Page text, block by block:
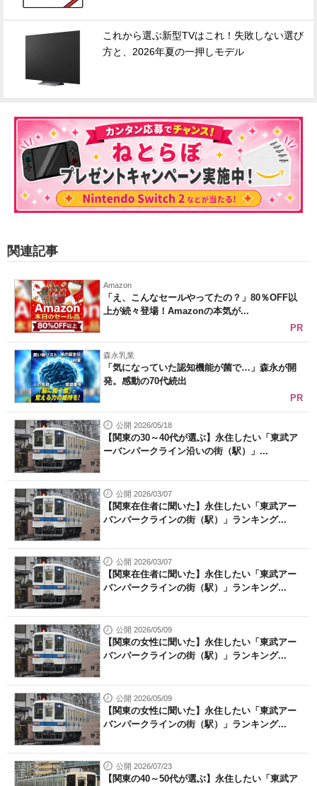
これから選ぶ新型TVはこれ！失敗しない選び
方と、2026年夏の一押しモデル
関連記事
Amazon
「え、こんなセールやってたの？」80％OFF以
上が続々登場！Amazonの本気が...
PR
森永乳業
「気になっていた認知機能が菌で…」森永が開
発。感動の70代続出
PR
公開 2026/05/18
【関東の30～40代が選ぶ】永住したい「東武ア
ーバンパークライン沿いの街（駅）」...
公開 2026/03/07
【関東在住者に聞いた】永住したい「東武アー
バンパークラインの街（駅）」ランキング...
公開 2026/03/07
【関東在住者に聞いた】永住したい「東武アー
バンパークラインの街（駅）」ランキング...
公開 2026/05/09
【関東の女性に聞いた】永住したい「東武アー
バンパークラインの街（駅）」ランキング...
公開 2026/05/09
【関東の女性に聞いた】永住したい「東武アー
バンパークラインの街（駅）」ランキング...
公開 2026/07/23
【関東の40～50代が選ぶ】永住したい「東武ア